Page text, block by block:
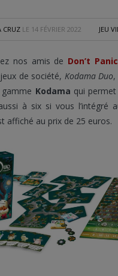
CRUZ LE 14 FÉVRIER 2022 JEU
nos amis de Don’t
de société, Kodama Duo,
Kodama qui
à six si vous l’intégré
affiché au prix de 25 euros.